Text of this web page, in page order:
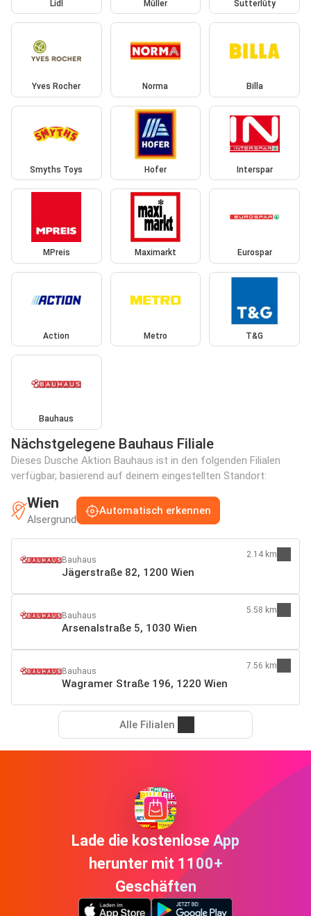
Lidl Müller Sutterlüty
Yves Rocher Norma Billa
Smyths Toys Hofer Interspar
MPreis Maximarkt Eurospar
Action Metro T&G
Bauhaus
Nächstgelegene Bauhaus Filiale
Dieses Dusche Aktion Bauhaus ist in den folgenden Filialen
verfügbar, basierend auf deinem eingestellten Standort:
Wien
Alsergrund
Automatisch erkennen
Bauhaus
Jägerstraße 82, 1200 Wien
2.14 km
Bauhaus
Arsenalstraße 5, 1030 Wien
5.58 km
Bauhaus
Wagramer Straße 196, 1220 Wien
7.56 km
Alle Filialen
Lade die kostenlose App
herunter mit 1100+
Geschäften